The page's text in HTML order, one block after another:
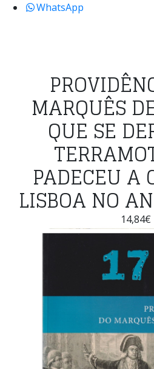
WhatsApp
MARQUÊS
QUE SE
PADECEU A
LISBOA NO
14,84€